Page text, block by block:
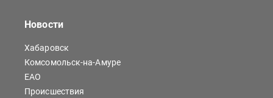
Новости
Хабаровск
Комсомольск-на-Амуре
ЕАО
Происшествия